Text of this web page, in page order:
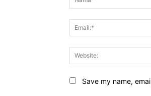
Save my name,